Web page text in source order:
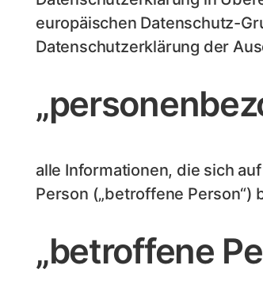
europäischen Datenschutz-
Datenschutzerklärung der
alle Informationen, die sich
Person („betroffene Person“)
„betroffene